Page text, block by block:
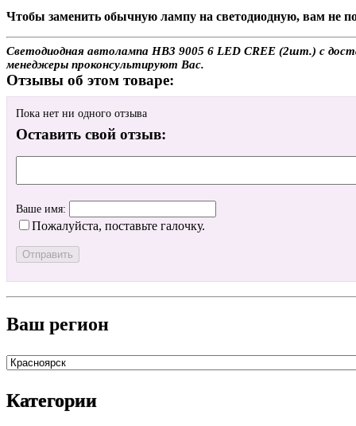
Чтобы заменить обычную лампу на светодиодную, вам не
Светодиодная автолампа HB3 9005 6 LED CREE (2шт.) с
менеджеры проконсультируют Вас.
Отзывы об этом товаре:
Пока нет ни одного отзыва
Оставить свой отзыв:
Ваше имя:
Пожалуйста, поставьте галочку.
Ваш регион
Категории